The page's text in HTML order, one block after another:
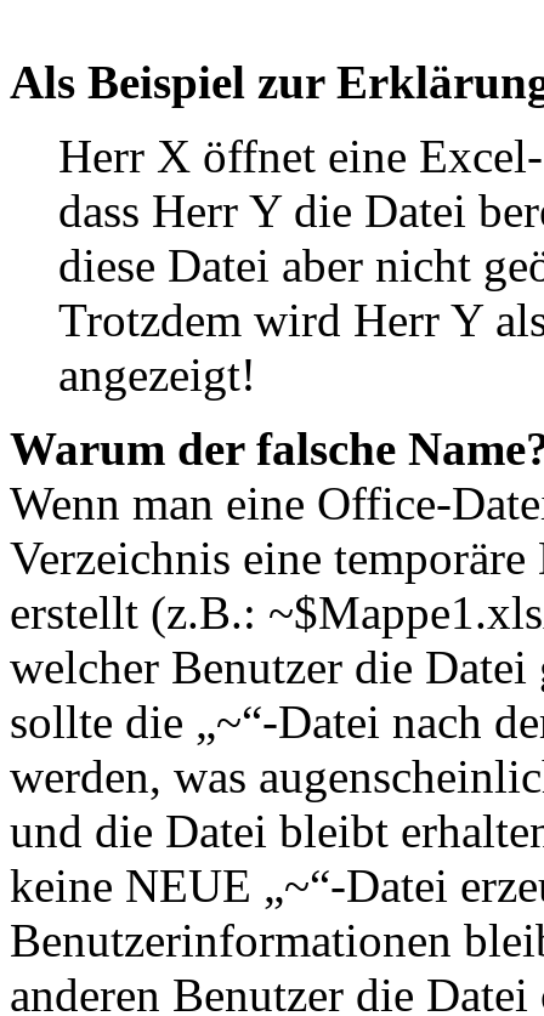
Als Beispiel zur
Herr X öffnet eine
dass Herr Y die Datei
diese Datei aber nicht
Trotzdem wird Herr Y
angezeigt!
Warum der falsche
Wenn man eine Office-
Verzeichnis eine
erstellt (z.B.:
welcher Benutzer die
sollte die „~“-Datei nach
werden, was
und die Datei bleibt
keine NEUE „~“-Datei
Benutzerinformationen
anderen Benutzer die